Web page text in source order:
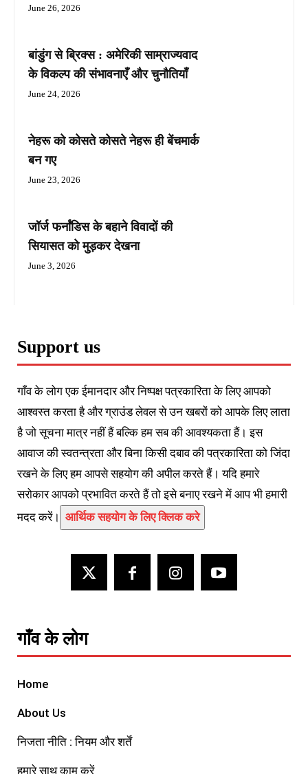
June 26, 2026
बांडुंग से ब्रिक्स : अमेरिकी साम्राज्यवाद
के विकल्प की संभावनाएँ और चुनौतियाँ
June 24, 2026
नेहरू को कोसते कोसते नेहरू ही बेंचमार्क
बन गए
June 23, 2026
जॉर्ज फर्नांडिस के बहाने विवादों की
सियासत को मुड़कर देखना
June 3, 2026
Support us
गाँव के लोग एक ईमानदार और निष्पक्ष पत्रकारिता के लिए आपको
आश्वस्त करता है और ग्राउंड लेवल से उन खबरों को आपके लिए लाता
है जो सूचना मात्र नहीं हैं बल्कि हम सब की आवश्यकता हैं। इस
आवाज की स्वतन्त्रता और बिना किसी दबाव की पत्रकारिता को जिंदा
रखने के लिए हम आपसे सहयोग की अपील करते हैं। यदि हमारे
सरोकार आपको प्रभावित करते हैं तो इसे बनाए रखने में आप भी हमारी
मदद करें। आर्थिक सहयोग के लिए क्लिक करे
गाँव के लोग
Home
About Us
निजता नीति : नियम और शर्तें
हमारे साथ काम करें